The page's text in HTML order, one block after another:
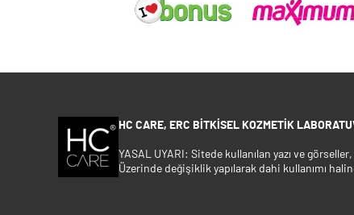
HC CARE, ERC BITKISEL KOZMETIK
YASAL UYARI: Sitede kullanılan yazı ve
Üzerinde değişiklik yapılarak dahi kullanımı